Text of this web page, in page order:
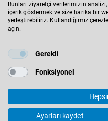
© 2026
Bunları ziyaretçi verilerimizin
içerik göstermek ve size harika bir
yerleştirebiliriz. Kullandığımız
açın.
Gerekli
Fonksiyonel
Ayarları kaydet